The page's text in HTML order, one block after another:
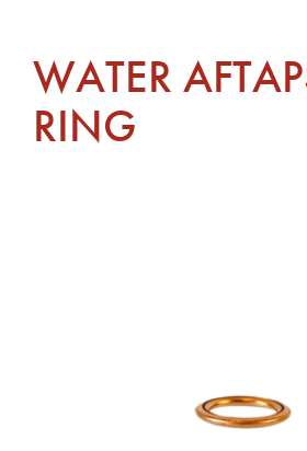
WATER
RING